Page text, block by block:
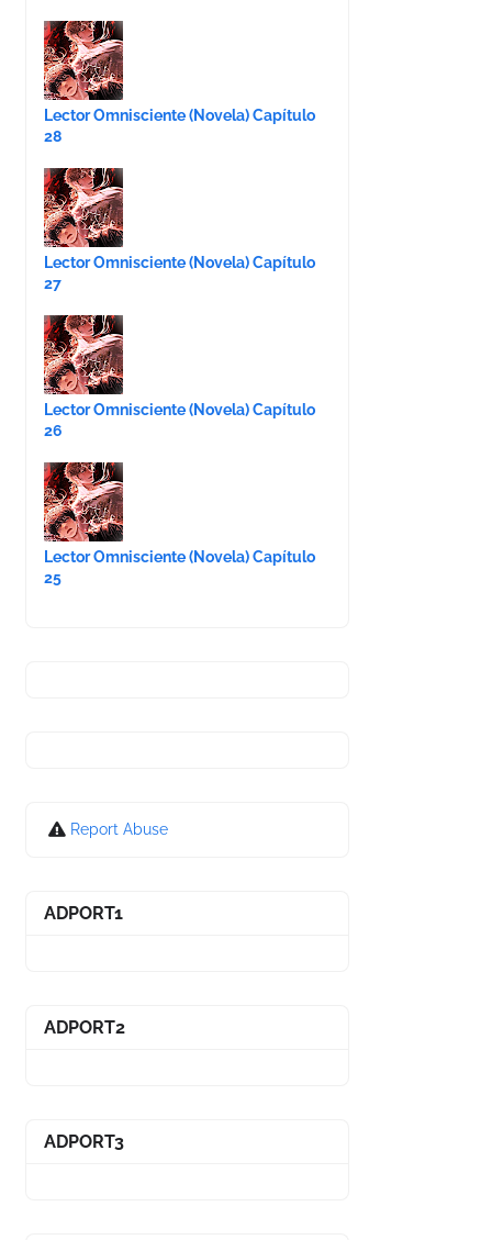
Lector Omnisciente (Novela) Capítulo
28
Lector Omnisciente (Novela) Capítulo
27
Lector Omnisciente (Novela) Capítulo
26
Lector Omnisciente (Novela) Capítulo
25
Report Abuse
ADPORT1
ADPORT2
ADPORT3